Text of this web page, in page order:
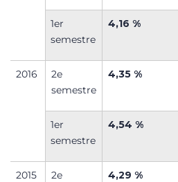
1er
semestre
4,16 %
2016 2e
semestre
4,35 %
1er
semestre
4,54 %
2015 2e
4,29 %